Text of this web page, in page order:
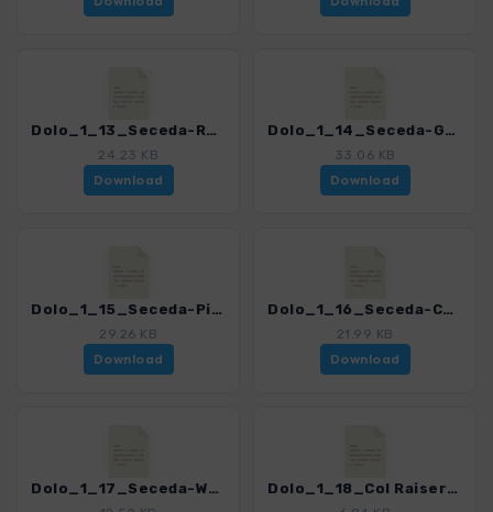
Dolo_1_13_Seceda-Raschoetzalm.gpx
24.23 KB
Download
Dolo_1_14_Seceda-Gamsblut-St Ulrich.gpx
33.06 KB
Download
Dolo_1_15_Seceda-Pitschberg-St Ulrich.gpx
29.26 KB
Download
Dolo_1_16_Seceda-Cuecenatal-St Ulrich.gpx
21.99 KB
Download
Dolo_1_17_Seceda-Wolkenstein.gpx Dolo_1_18_Col Raiser-St Christina.gpx